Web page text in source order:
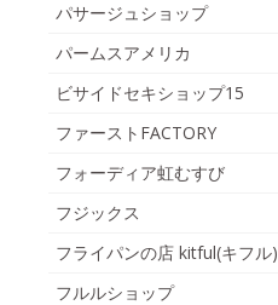
パサージュショップ
パームスアメリカ
ビサイドセキショップ15
ファーストFACTORY
フォーディア虹むすび
フジックス
フライパンの店 kitful(キフル)
フルルショップ